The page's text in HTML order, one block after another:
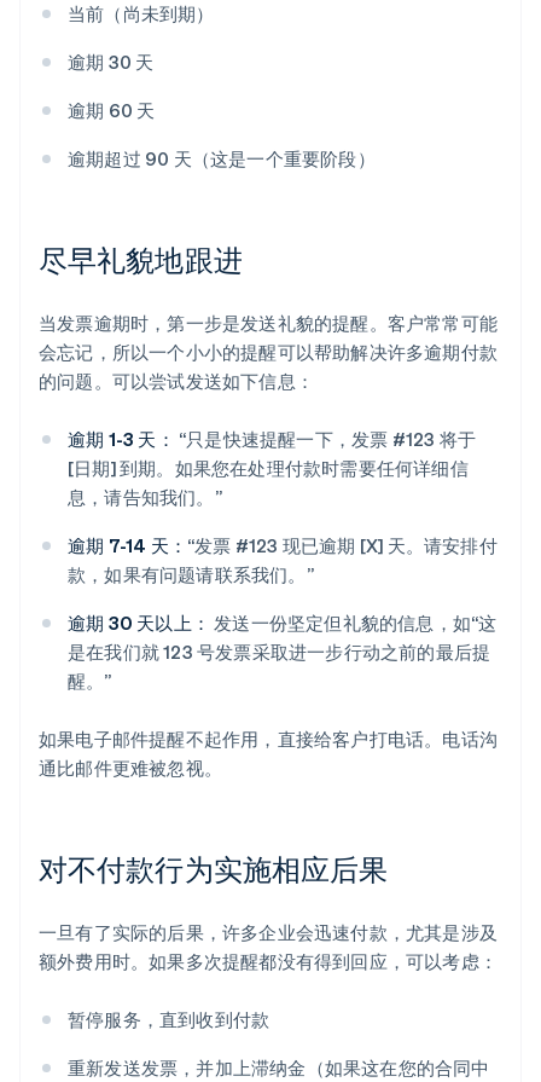
当前（尚未到期）
逾期 30 天
逾期 60 天
逾期超过 90 天（这是一个重要阶段）
尽早礼貌地跟进
当发票逾期时，第一步是发送礼貌的提醒。客户常常可能
会忘记，所以一个小小的提醒可以帮助解决许多逾期付款
的问题。可以尝试发送如下信息：
逾期 1-3 天： “只是快速提醒一下，发票 #123 将于
[日期] 到期。如果您在处理付款时需要任何详细信
息，请告知我们。”
逾期 7-14 天： “发票 #123 现已逾期 [X] 天。请安排付
款，如果有问题请联系我们。”
逾期 30 天以上： 发送一份坚定但礼貌的信息，如“这
是在我们就 123 号发票采取进一步行动之前的最后提
醒。”
如果电子邮件提醒不起作用，直接给客户打电话。电话沟
通比邮件更难被忽视。
对不付款行为实施相应后果
一旦有了实际的后果，许多企业会迅速付款，尤其是涉及
额外费用时。如果多次提醒都没有得到回应，可以考虑：
暂停服务，直到收到付款
重新发送发票，并加上滞纳金（如果这在您的合同中